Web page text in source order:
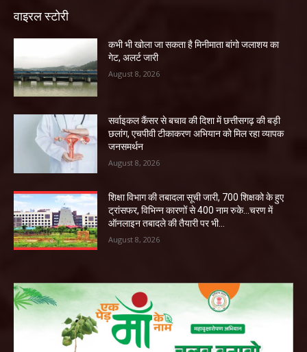
वाइरल स्टोरी
कभी भी खोला जा सकता है मिनीमाता बांगो जलाशय का
गेट, अलर्ट जारी
August 8, 2026
सर्वाइकल कैंसर से बचाव की दिशा में छत्तीसगढ़ की बड़ी
छलांग, एचपीवी टीकाकरण अभियान को मिल रहा व्यापक
जनसमर्थन
August 8, 2026
शिक्षा विभाग की तबादला सूची जारी, 700 शिक्षको के हुए
ट्रांसफर, विभिन्न कारणों से 400 नाम रुके…चरण में
ऑनलाइन तबादले की तैयारी पर भी...
August 8, 2026